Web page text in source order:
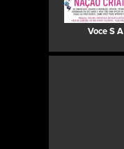
Voce S A